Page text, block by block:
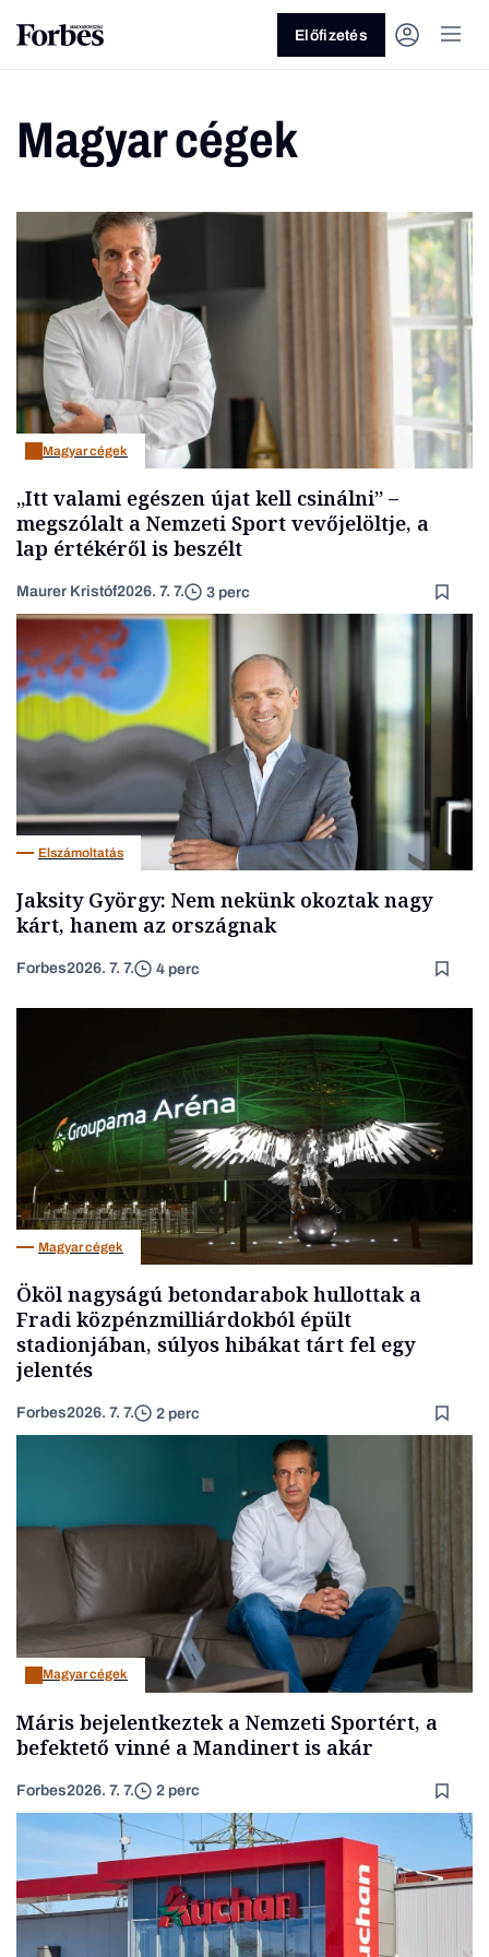
Vagy fedezze fel a következő
témákat
Üzlet Pénz
Előfizetés
Magyar cégek
Magyar cégek
„Itt valami egészen újat kell csinálni” –
megszólalt a Nemzeti Sport vevőjelöltje, a
lap értékéről is beszélt
Maurer Kristóf2026. 7. 7. 3 perc
Elszámoltatás
Jaksity György: Nem nekünk okoztak nagy
kárt, hanem az országnak
Forbes2026. 7. 7. 4 perc
Magyar cégek
Ököl nagyságú betondarabok hullottak a
Fradi közpénzmilliárdokból épült
stadionjában, súlyos hibákat tárt fel egy
jelentés
Forbes2026. 7. 7. 2 perc
Magyar cégek
Máris bejelentkeztek a Nemzeti Sportért, a
befektető vinné a Mandinert is akár
Forbes2026. 7. 7. 2 perc